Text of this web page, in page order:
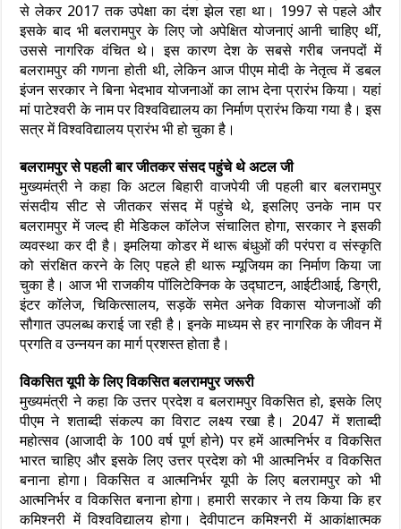
से लेकर 2017 तक उपेक्षा का दंश झेल रहा था। 1997 से पहले और
इसके बाद भी बलरामपुर के लिए जो अपेक्षित योजनाएं आनी चाहिए थीं,
उससे नागरिक वंचित थे। इस कारण देश के सबसे गरीब जनपदों में
बलरामपुर की गणना होती थी, लेकिन आज पीएम मोदी के नेतृत्व में डबल
इंजन सरकार ने बिना भेदभाव योजनाओं का लाभ देना प्रारंभ किया। यहां
मां पाटेश्वरी के नाम पर विश्वविद्यालय का निर्माण प्रारंभ किया गया है। इस
सत्र में विश्वविद्यालय प्रारंभ भी हो चुका है।
बलरामपुर से पहली बार जीतकर संसद पहुंचे थे अटल जी
मुख्यमंत्री ने कहा कि अटल बिहारी वाजपेयी जी पहली बार बलरामपुर
संसदीय सीट से जीतकर संसद में पहुंचे थे, इसलिए उनके नाम पर
बलरामपुर में जल्द ही मेडिकल कॉलेज संचालित होगा, सरकार ने इसकी
व्यवस्था कर दी है। इमलिया कोडर में थारू बंधुओं की परंपरा व संस्कृति
को संरक्षित करने के लिए पहले ही थारू म्यूजियम का निर्माण किया जा
चुका है। आज भी राजकीय पॉलिटेक्निक के उद्घाटन, आईटीआई, डिग्री,
इंटर कॉलेज, चिकित्सालय, सड़कें समेत अनेक विकास योजनाओं की
सौगात उपलब्ध कराई जा रही है। इनके माध्यम से हर नागरिक के जीवन में
प्रगति व उन्नयन का मार्ग प्रशस्त होता है।
विकसित यूपी के लिए विकसित बलरामपुर जरूरी
मुख्यमंत्री ने कहा कि उत्तर प्रदेश व बलरामपुर विकसित हो, इसके लिए
पीएम ने शताब्दी संकल्प का विराट लक्ष्य रखा है। 2047 में शताब्दी
महोत्सव (आजादी के 100 वर्ष पूर्ण होने) पर हमें आत्मनिर्भर व विकसित
भारत चाहिए और इसके लिए उत्तर प्रदेश को भी आत्मनिर्भर व विकसित
बनाना होगा। विकसित व आत्मनिर्भर यूपी के लिए बलरामपुर को भी
आत्मनिर्भर व विकसित बनाना होगा। हमारी सरकार ने तय किया कि हर
कमिश्नरी में विश्वविद्यालय होगा। देवीपाटन कमिश्नरी में आकांक्षात्मक